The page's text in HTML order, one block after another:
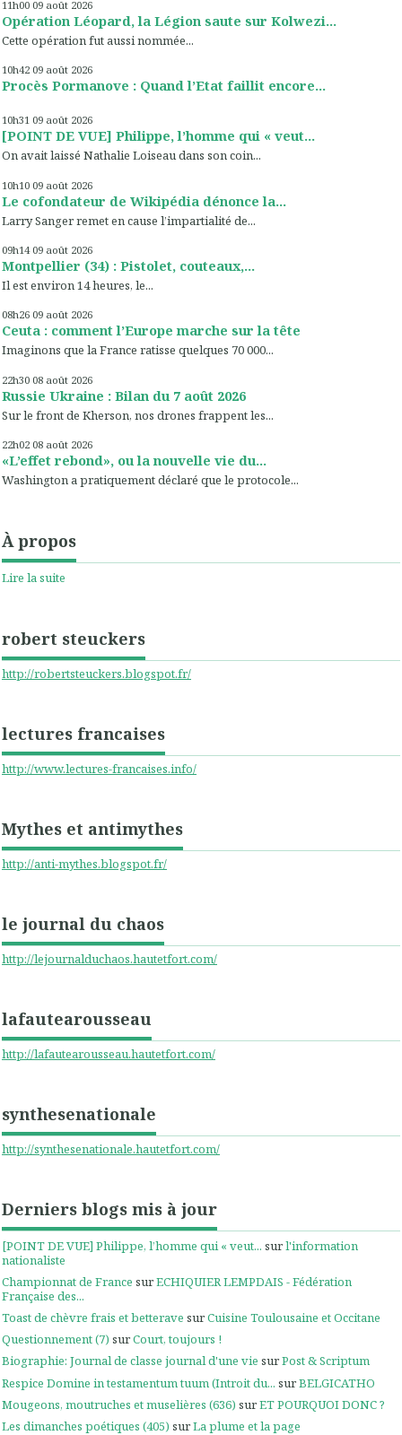
11h00 09 août 2026
Opération Léopard, la Légion saute sur Kolwezi...
Cette opération fut aussi nommée...
10h42 09 août 2026
Procès Pormanove : Quand l’Etat faillit encore...
10h31 09 août 2026
[POINT DE VUE] Philippe, l’homme qui « veut...
On avait laissé Nathalie Loiseau dans son coin...
10h10 09 août 2026
Le cofondateur de Wikipédia dénonce la...
Larry Sanger remet en cause l’impartialité de...
09h14 09 août 2026
Montpellier (34) : Pistolet, couteaux,...
Il est environ 14 heures, le...
08h26 09 août 2026
Ceuta : comment l’Europe marche sur la tête
Imaginons que la France ratisse quelques 70 000...
22h30 08 août 2026
Russie Ukraine : Bilan du 7 août 2026
Sur le front de Kherson, nos drones frappent les...
22h02 08 août 2026
«L’effet rebond», ou la nouvelle vie du...
Washington a pratiquement déclaré que le protocole...
À propos
Lire la suite
robert steuckers
http://robertsteuckers.blogspot.fr/
lectures francaises
http://www.lectures-francaises.info/
Mythes et antimythes
http://anti-mythes.blogspot.fr/
le journal du chaos
http://lejournalduchaos.hautetfort.com/
lafautearousseau
http://lafautearousseau.hautetfort.com/
synthesenationale
http://synthesenationale.hautetfort.com/
Derniers blogs mis à jour
[POINT DE VUE] Philippe, l’homme qui « veut... surl'information
nationaliste
Championnat de France surECHIQUIER LEMPDAIS - Fédération
Française des...
Toast de chèvre frais et betterave surCuisine Toulousaine et Occitane
Questionnement (7) surCourt, toujours !
Biographie: Journal de classe journal d'une vie surPost & Scriptum
Respice Domine in testamentum tuum (Introit du... surBELGICATHO
Mougeons, moutruches et muselières (636) surET POURQUOI DONC ?
Les dimanches poétiques (405) surLa plume et la page